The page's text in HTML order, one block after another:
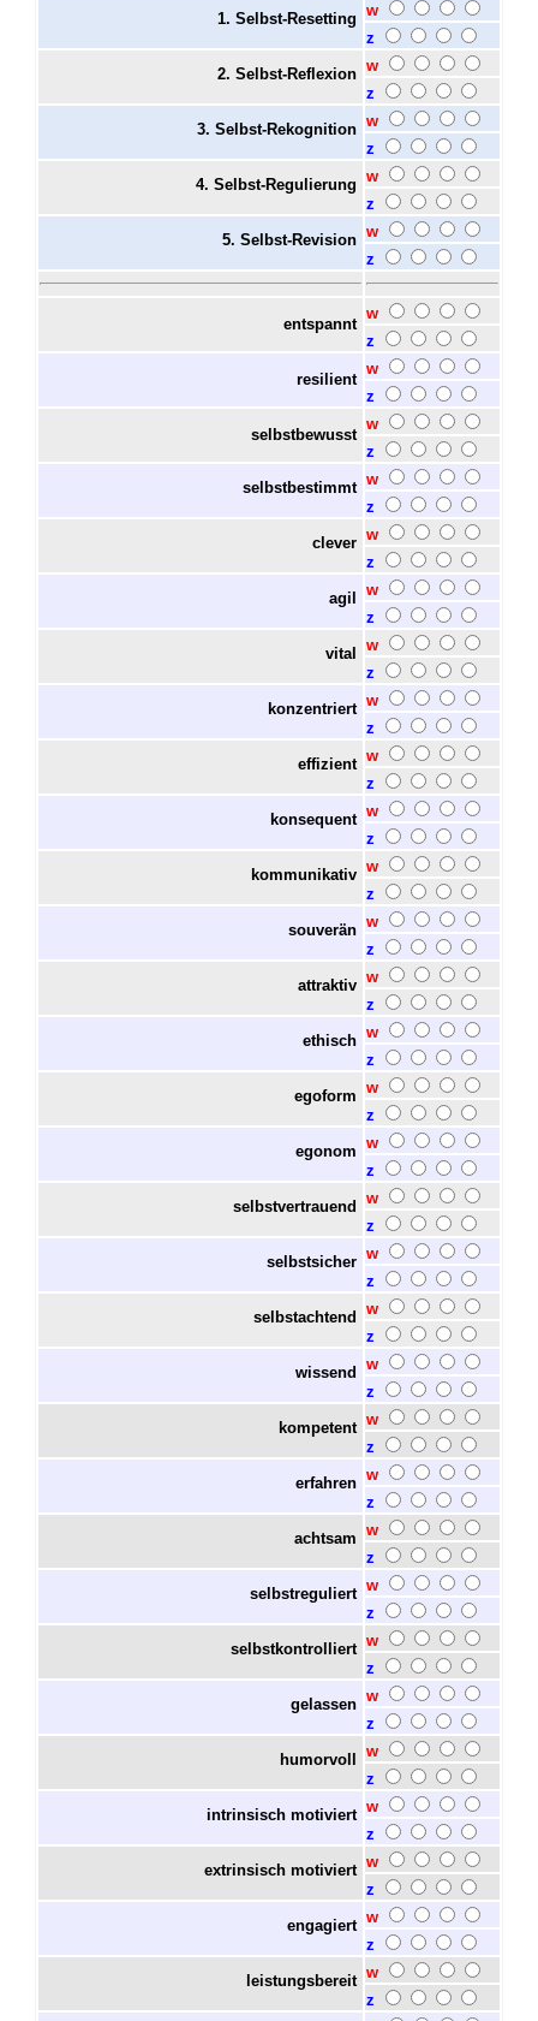
1. Selbst-Resetting w
z
2. Selbst-Reflexion w
z
3. Selbst-Rekognition w
z
4. Selbst-Regulierung w
z
5. Selbst-Revision w
z
entspannt
w
z
resilient
w
z
selbstbewusst
w
z
selbstbestimmt w
z
clever w
z
agil
w
z
vital
w
z
konzentriert w
z
effizient w
z
konsequent w
z
kommunikativ w
z
souverän w
z
attraktiv w
z
ethisch w
z
egoform w
z
egonom w
z
selbstvertrauend
w
z
selbstsicher w
z
selbstachtend
w
z
wissend
w
z
kompetent w
z
erfahren w
z
achtsam w
z
selbstreguliert w
z
selbstkontrolliert w
z
gelassen w
z
humorvoll
w
z
intrinsisch motiviert w
z
extrinsisch motiviert w
z
engagiert w
z
leistungsbereit w
z